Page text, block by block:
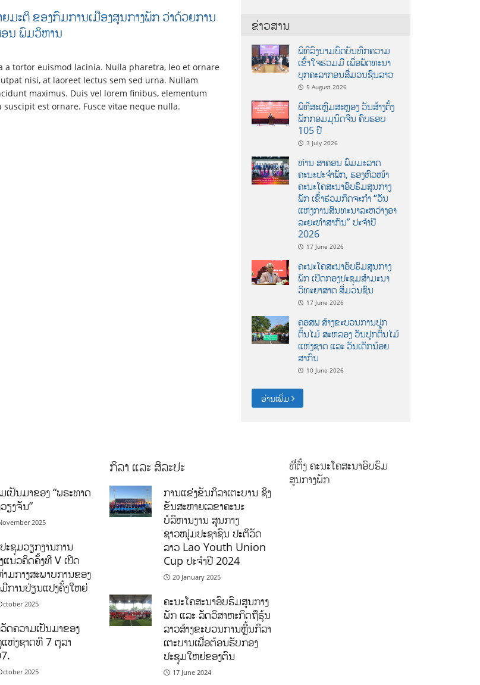
ມະຕິ ຂອງກົມການເມືອງສູນກາງພັກ ວ່າດ້ວຍການ
ນ ພົມວິຫານ
tortor euismod lacinia. Nulla pharetra, leo et ornare
nisi, at laoreet lectus sem sed urna. Nullam
maximus. Duis vel lorem finibus, elementum
suscipit est ornare. Fusce vitae neque nulla.
ຂ່າວສານ
ພິທີລົງນາມບົດບັນທຶກຄວາມ
ເຂົ້າໃຈຮ່ວມມື ເພື່ອພັດທະນາ
ບຸກຄະລາກອນສື່ມວນຊົນລາວ
5 August 2026
ພິທີສະເຫຼີມສະຫຼອງ ວັນສ້າງຕັ້ງ
ພັກກອມມູນິດຈີນ ຄົບຮອບ
105 ປີ
3 July 2026
ທ່ານ ສາຄອນ ພົມມະລາດ
ຄະນະປະຈໍາພັກ, ຮອງຫົວໜ້າ
ຄະນະໂຄສະນາອົບຮົມສູນກາງ
ພັກ ເຂົ້າຮ່ວມກິດຈະກຳ “ວັນ
ແຫ່ງການສົນທະນາລະຫວ່າງອາ
ລະຍະທຳສາກົນ” ປະຈຳປີ
2026
17 June 2026
ຄະນະໂຄສະນາອົບຮົມສູນກາງ
ພັກ ເປີດກອງປະຊຸມສຳມະນາ
ວິທະຍາສາດ ສຶ່ມວນຊົນ
17 June 2026
ຄອສພ ສ້າງຂະບວນການປູກ
ຕົ້ນໄມ້ ສະຫລອງ ວັນປູກຕົ້ນໄມ້
ແຫ່ງຊາດ ແລະ ວັນເດັກນ້ອຍ
ສາກົນ
10 June 2026
ອ່ານເພີ່ມ
ເປັນມາຂອງ “ພຣະທາດ
ຽງຈັນ”
2025
ະຊຸມວຽກງານການ
ແນວຄິດຄັ້ງທີ V ເປີດ
ມກາງສະພາບການຂອງ
ການປ່ຽນແປງຄັ້ງໃຫຍ່
2025
ດຄວາມເປັນມາຂອງ
ຫ່ງຊາດທີ 7 ຕຸລາ
2025
ກິລາ ແລະ ສິລະປະ
ການແຂ່ງຂັນກິລາເຕະບານ ຊິງ
ຂັນສະຫາຍເລຂາຄະນະ
ບໍລິຫານງານ ສູນກາງ
ຊາວໜຸ່ມປະຊາຊົນ ປະຕິວັດ
ລາວ Lao Youth Union
Cup ປະຈຳປີ 2024
20 January 2025
ຄະນະໂຄສະນາອົບຮົມສູນກາງ
ພັກ ແລະ ລັດວິສາຫະກິດຖືຮຸ້ນ
ລາວສ້າງຂະບວນການຫຼີ້ນກິລາ
ເຕະບານເພື່ອຕ້ອນຮັບກອງ
ປະຊຸມໃຫຍ່ຂອງຕົນ
17 June 2024
ທີ່ຕັ້ງ ຄະນະໂຄສະນາອົບຮົມ
ສູນກາງພັກ